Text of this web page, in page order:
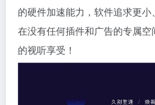
的硬件加速能力，软件追求更
在没有任何插件和广告的专属
的视听享受！